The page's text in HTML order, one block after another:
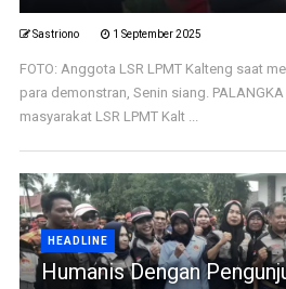
Sastriono 1 September 2025
FOTO: Anggota LSR LPMT Kalteng saat
para demonstran, Senin siang.
masyarakat LSR LPMT Kalt ...
HEADLINE
Humanis Dengan